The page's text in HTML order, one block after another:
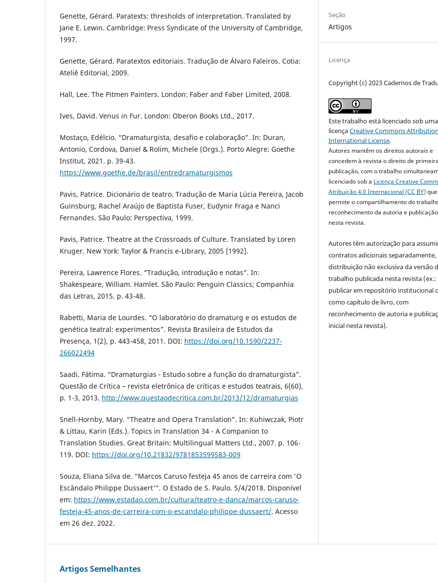
Genette, Gérard. Paratexts: thresholds of interpretation. Translated by
Jane E. Lewin. Cambridge: Press Syndicate of the University of Cambridge,
1997.
Genette, Gérard. Paratextos editoriais. Tradução de Álvaro Faleiros. Cotia:
Ateliê Editorial, 2009.
Hall, Lee. The Pitmen Painters. London: Faber and Faber Limited, 2008.
Ives, David. Venus in Fur. London: Oberon Books Ltd., 2017.
Mostaço, Edélcio. “Dramaturgista, desafio e colaboração”. In: Duran,
Antonio, Cordova, Daniel & Rolim, Michele (Orgs.). Porto Alegre: Goethe
Institut, 2021. p. 39-43.
https://www.goethe.de/brasil/entredramaturgismos
Pavis, Patrice. Dicionário de teatro. Tradução de Maria Lúcia Pereira, Jacob
Guinsburg, Rachel Araújo de Baptista Fuser, Eudynir Fraga e Nanci
Fernandes. São Paulo: Perspectiva, 1999.
Pavis, Patrice. Theatre at the Crossroads of Culture. Translated by Loren
Kruger. New York: Taylor & Francis e-Library, 2005 [1992].
Pereira, Lawrence Flores. “Tradução, introdução e notas”. In:
Shakespeare, William. Hamlet. São Paulo: Penguin Classics; Companhia
das Letras, 2015. p. 43-48.
Rabetti, Maria de Lourdes. “O laboratório do dramaturg e os estudos de
genética teatral: experimentos”. Revista Brasileira de Estudos da
Presença, 1(2), p. 443-458, 2011. DOI: https://doi.org/10.1590/2237-
266022494
Saadi, Fátima. “Dramaturgias - Estudo sobre a função do dramaturgista”.
Questão de Crítica – revista eletrônica de críticas e estudos teatrais, 6(60),
p. 1-3, 2013. http://www.questaodecritica.com.br/2013/12/dramaturgias
Snell-Hornby, Mary. “Theatre and Opera Translation”. In: Kuhiwczak, Piotr
& Littau, Karin (Eds.). Topics in Translation 34 - A Companion to
Translation Studies. Great Britain: Multilingual Matters Ltd., 2007. p. 106-
119. DOI: https://doi.org/10.21832/9781853599583-009
Souza, Eliana Silva de. “Marcos Caruso festeja 45 anos de carreira com 'O
Escândalo Philippe Dussaert'”. O Estado de S. Paulo. 5/4/2018. Disponível
em: https://www.estadao.com.br/cultura/teatro-e-danca/marcos-caruso-
festeja-45-anos-de-carreira-com-o-escandalo-philippe-dussaert/. Acesso
em 26 dez. 2022.
Seção
Artigos
Licença
Copyright (c) 2023 Cadernos de
Este trabalho está licenciado sob uma
licençaCreative Commons
International License.
Autores mantêm os direitos autorais e
concedem à revista o direito de
publicação, com o trabalho
licenciado sob a Licença Creative
Atribuição 4.0 Internacional (CC BY)que
permite o compartilhamento do
reconhecimento da autoria e
nesta revista.
Autores têm autorização para
contratos adicionais separadamente,
distribuição não exclusiva da versão
trabalho publicada nesta revista (ex.:
publicar em repositório institucional
como capítulo de livro, com
reconhecimento de autoria e
inicial nesta revista).
Artigos Semelhantes